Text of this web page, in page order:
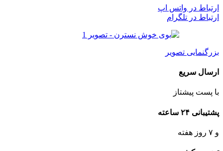
ارتباط در واتس اپ
ارتباط در تلگرام
بزرگنمایی تصویر
ارسال سریع
با پست پیشتاز
پشتیبانی ۲۴ ساعته
و ۷ روز هفته